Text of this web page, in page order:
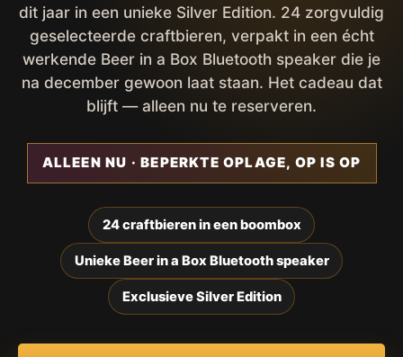
dit jaar in een unieke Silver Edition. 24 zorgvuldig
geselecteerde craftbieren, verpakt in een écht
werkende Beer in a Box Bluetooth speaker die je
na december gewoon laat staan. Het cadeau dat
blijft — alleen nu te reserveren.
ALLEEN NU · BEPERKTE OPLAGE, OP IS OP
24 craftbieren in een boombox
Unieke Beer in a Box Bluetooth speaker
Exclusieve Silver Edition